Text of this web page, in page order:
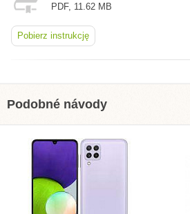
PDF, 11.62 MB
Pobierz instrukcję
Podobné návody